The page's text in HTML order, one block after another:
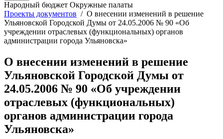
Народный бюджет Окружные палаты
Проекты документов / О внесении изменений в решение
Ульяновской Городской Думы от 24.05.2006 № 90 «Об
учреждении отраслевых (функциональных) органов
администрации города Ульяновска»
О внесении изменений в решение
Ульяновской Городской Думы от
24.05.2006 № 90 «Об учреждении
отраслевых (функциональных)
органов администрации города
Ульяновска»